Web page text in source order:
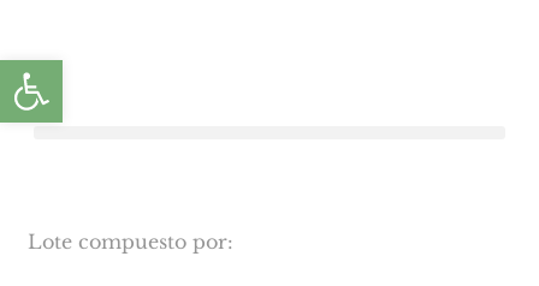
Lote compuesto por:
Abrir barra de herramientas